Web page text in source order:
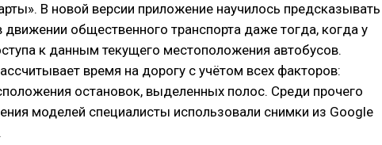
В новой версии приложение научилось предсказывать
движении общественного транспорта даже тогда, когда у
к данным текущего местоположения автобусов.
время на дорогу с учётом всех факторов:
остановок, выделенных полос. Среди прочего
моделей специалисты использовали снимки из Google